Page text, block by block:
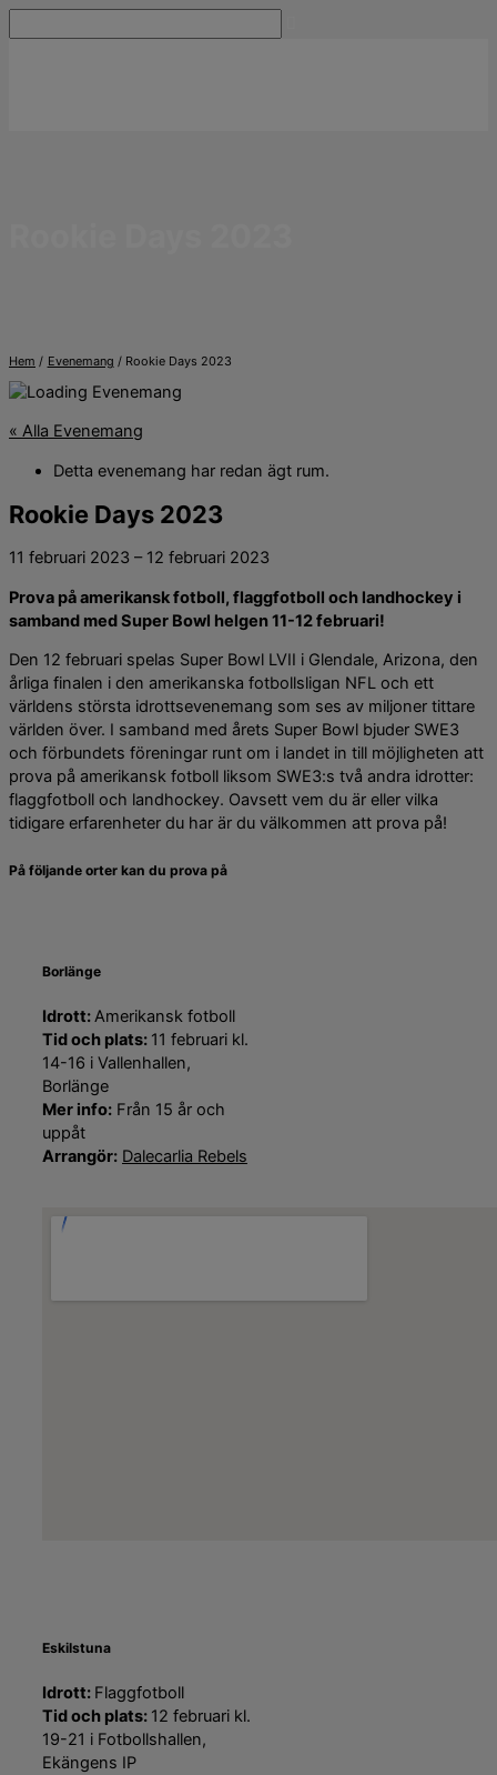
till
Hem Evenemang Rookie Days 2023
« Alla Evenemang
Detta evenemang har redan ägt rum.
Rookie Days 2023
11 februari 2023 – 12 februari 2023
Prova på amerikansk fotboll, flaggfotboll och landhockey i
samband med Super Bowl helgen 11-12 februari!
Den 12 februari spelas Super Bowl LVII i Glendale, Arizona, den
årliga finalen i den amerikanska fotbollsligan NFL och ett
världens största idrottsevenemang som ses av miljoner tittare
världen över. I samband med årets Super Bowl bjuder SWE3
och förbundets föreningar runt om i landet in till möjligheten att
prova på amerikansk fotboll liksom SWE3:s två andra idrotter:
flaggfotboll och landhockey. Oavsett vem du är eller vilka
tidigare erfarenheter du har är du välkommen att prova på!
På följande orter kan du prova på
Borlänge
Idrott:Amerikansk fotboll
Tid och plats: 11 februari kl.
14-16 i Vallenhallen,
Borlänge
Mer info: Från 15 år och
uppåt
Arrangör: Dalecarlia Rebels
Eskilstuna
Idrott: Flaggfotboll
Tid och plats: 12 februari kl.
19-21 i Fotbollshallen,
Ekängens IP